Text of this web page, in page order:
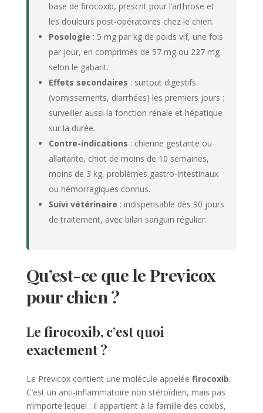
base de firocoxib, prescrit pour l’arthrose et
les douleurs post-opératoires chez le chien.
Posologie : 5 mg par kg de poids vif, une fois
par jour, en comprimés de 57 mg ou 227 mg
selon le gabarit.
Effets secondaires : surtout digestifs
(vomissements, diarrhées) les premiers jours ;
surveiller aussi la fonction rénale et hépatique
sur la durée.
Contre-indications : chienne gestante ou
allaitante, chiot de moins de 10 semaines,
moins de 3 kg, problèmes gastro-intestinaux
ou hémorragiques connus.
Suivi vétérinaire : indispensable dès 90 jours
de traitement, avec bilan sanguin régulier.
Qu’est-ce que le Previcox
pour chien ?
Le firocoxib, c’est quoi
exactement ?
Le Previcox contient une molécule appelée firocoxib.
C’est un anti-inflammatoire non stéroïdien, mais pas
n’importe lequel : il appartient à la famille des coxibs,